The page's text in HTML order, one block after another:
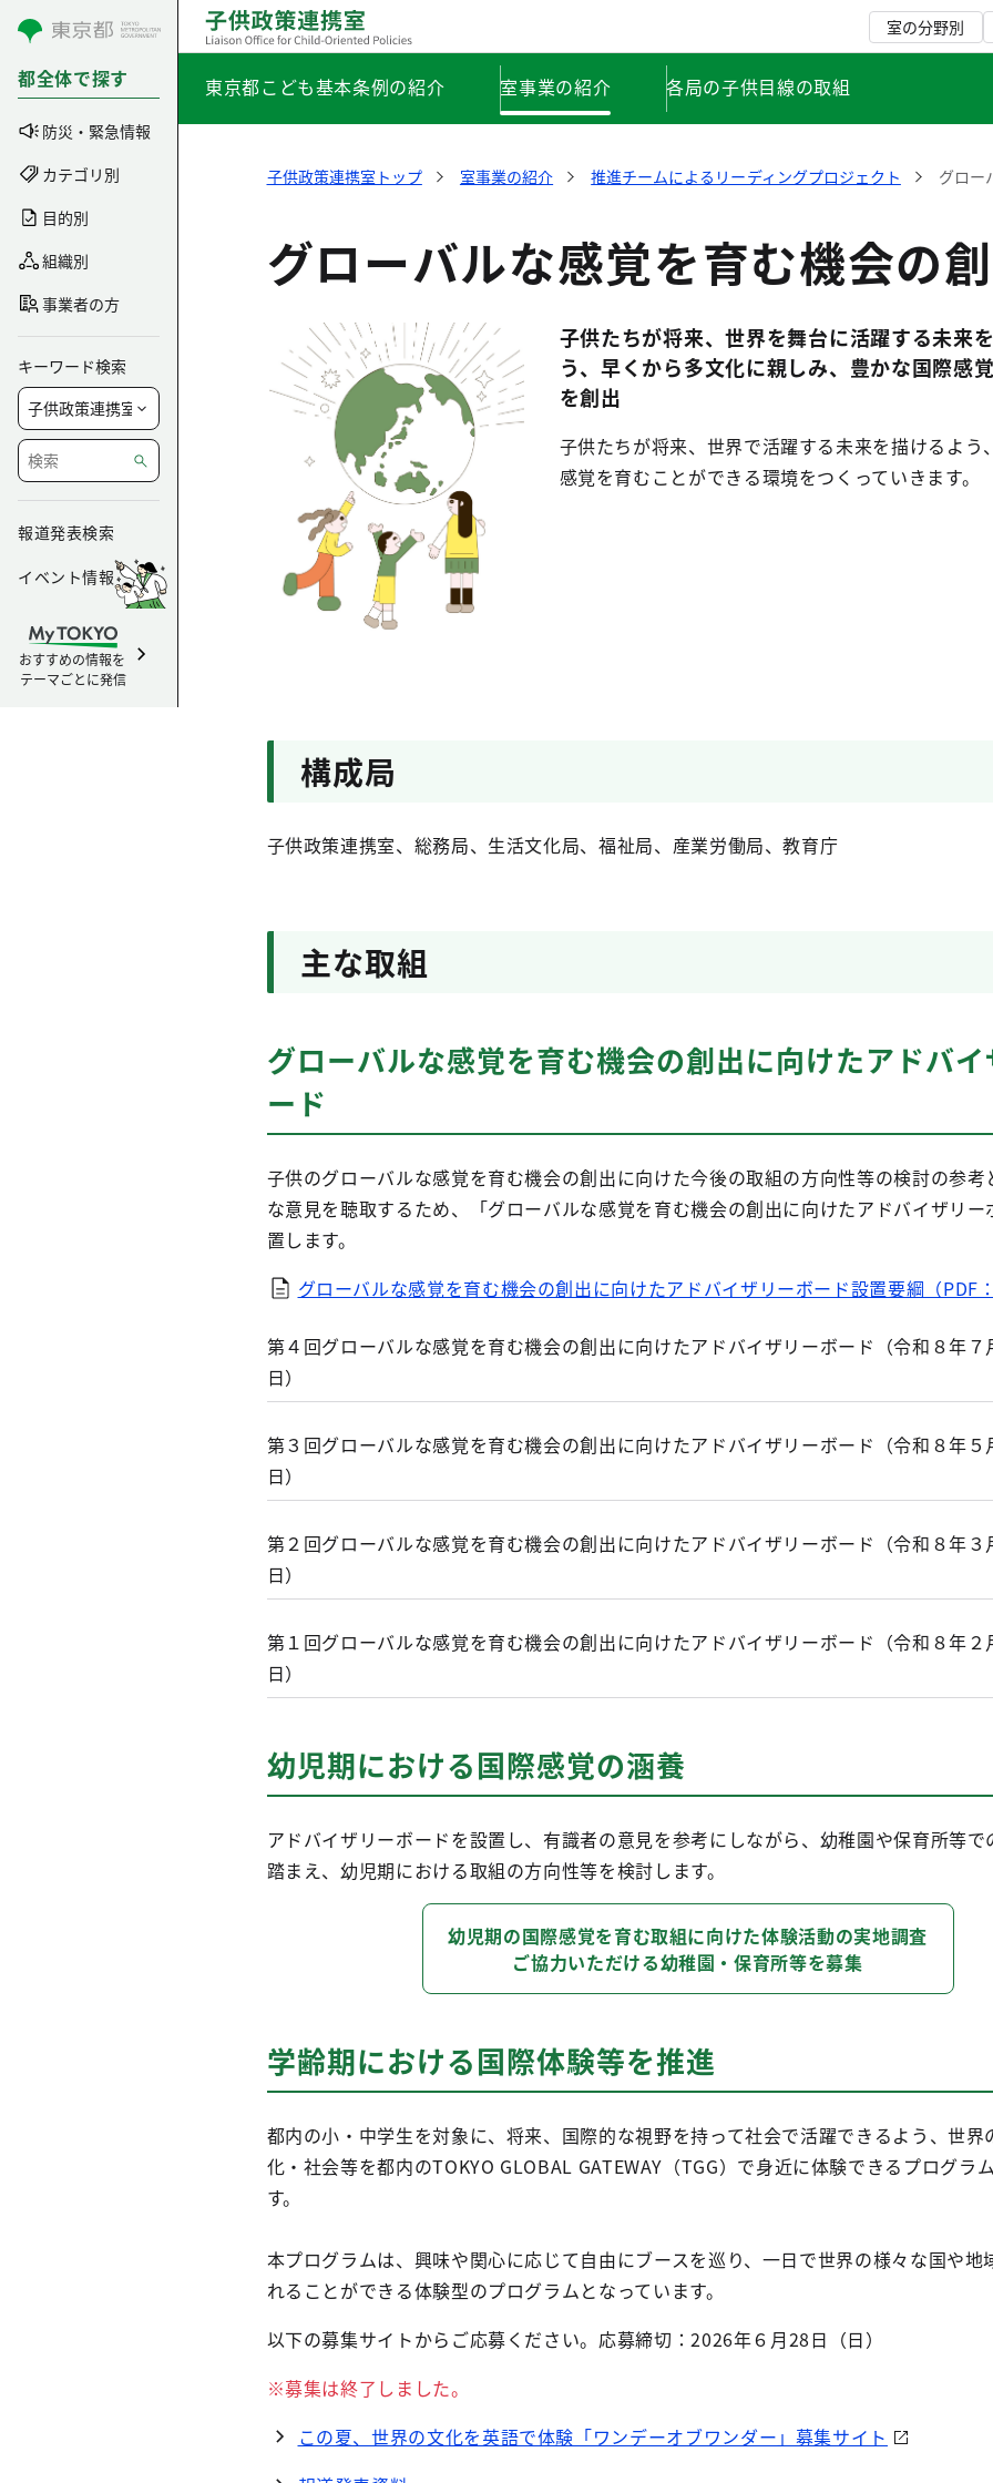
コンテンツにスキップ
都全体で探す
防災・緊急情報
カテゴリ別
目的別
組織別
事業者の方
キーワード検索
報道発表検索
イベント情報
おすすめの情報を
テーマごとに発信
室の分野別
東京都こども基本条例の紹介 室事業の紹介 各局の子供目線の取組
子供政策連携室トップ 室事業の紹介 推進チームによるリーディングプロジェクト グロー
グローバルな感覚を育む機会の
子供たちが将来、世界を舞台に活躍する未来
う、早くから多文化に親しみ、豊かな国際感
を創出
子供たちが将来、世界で活躍する未来を描けるよう
感覚を育むことができる環境をつくっていきます。
構成局
子供政策連携室、総務局、生活文化局、福祉局、産業労働局、教育庁
主な取組
グローバルな感覚を育む機会の創出に向けたアドバ
ード
子供のグローバルな感覚を育む機会の創出に向けた今後の取組の方向性等の検討の参考
な意見を聴取するため、「グローバルな感覚を育む機会の創出に向けたアドバイザリー
置します。
グローバルな感覚を育む機会の創出に向けたアドバイザリーボード設置要綱（PDF
第４回グローバルな感覚を育む機会の創出に向けたアドバイザリーボード（令和８年７
日）
第３回グローバルな感覚を育む機会の創出に向けたアドバイザリーボード（令和８年５
日）
第２回グローバルな感覚を育む機会の創出に向けたアドバイザリーボード（令和８年３
日）
第１回グローバルな感覚を育む機会の創出に向けたアドバイザリーボード（令和８年２
日）
幼児期における国際感覚の涵養
アドバイザリーボードを設置し、有識者の意見を参考にしながら、幼稚園や保育所等で
踏まえ、幼児期における取組の方向性等を検討します。
幼児期の国際感覚を育む取組に向けた体験活動の実地調査
ご協力いただける幼稚園・保育所等を募集
学齢期における国際体験等を推進
都内の小・中学生を対象に、将来、国際的な視野を持って社会で活躍できるよう、世界
化・社会等を都内のTOKYO GLOBAL GATEWAY（TGG）で身近に体験できるプログラ
す。
本プログラムは、興味や関心に応じて自由にブースを巡り、一日で世界の様々な国や地
れることができる体験型のプログラムとなっています。
以下の募集サイトからご応募ください。応募締切：2026年６月28日（日）
※募集は終了しました。
この夏、世界の文化を英語で体験「ワンデーオブワンダー」募集サイト